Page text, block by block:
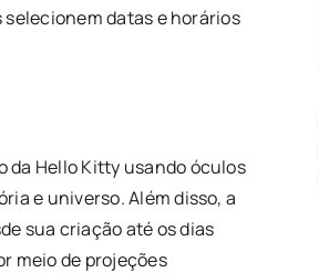
selecionem datas e horários
da Hello Kitty usando óculos
e universo. Além disso, a
sua criação até os dias
meio de projeções